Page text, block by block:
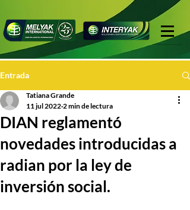
Entrada
DIAN reglamentó
novedades introducidas a
radian por la ley de
inversión social.
Tatiana Grande
11 jul 2022 2 min de lectura